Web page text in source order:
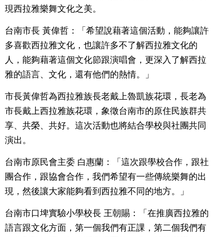
現西拉雅樂舞文化之美。
台南市長 黃偉哲：「希望說藉著這個活動，能夠讓許
多喜歡西拉雅文化，也讓許多不了解西拉雅文化的
人，能夠藉著這個文化節跟演唱會，更深入了解西拉
雅的語言、文化，還有他們的熱情。」
市長黃偉哲為西拉雅族長老戴上魯凱族花環，長老為
市長戴上西拉雅族花環，象徵台南市的原住民族群共
享、共榮、共好。這次活動也將結合學校與社團共同
演出。
台南市原民會主委 白惠蘭：「這次跟學校合作，跟社
團合作，跟協會合作，我們希望有一些傳統樂舞的出
現，然後讓大家能夠看到西拉雅不同的地方。」
台南市口埤實驗小學校長 王朝賜：「在推廣西拉雅的
語言跟文化方面，第一個我們有正課，第二個我們有